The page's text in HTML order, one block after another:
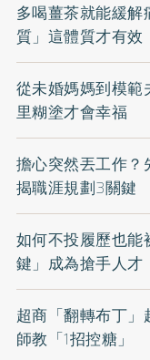
多喝薑茶就能緩
質」這體質才有效
從未婚媽媽到模
里糊塗才會幸福
擔心突然丟工作
揭職涯規劃3關鍵
如何不投履歷也
鍵」成為搶手人才
超商「翻轉布丁
師教「1招控糖」